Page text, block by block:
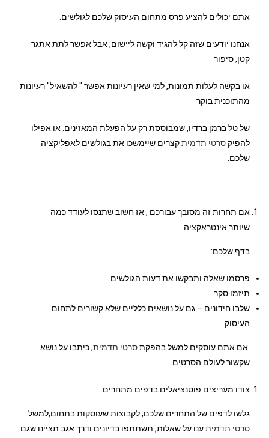
אתם יכולים להציע פרס מתחום העיסוק שלכם לגולשים.
אנחנו יודעים שזה קל להגיד וקשה ליישום, אבל אפשר לתת אתגר
קטן, סיפור
או בקשה לעלות תמונות, למי שאין רעיונות אפשר " להשאיל" רעיונות
מהתוכנית בוקר
של טל ברמן ברדיו, שמבוססת רק על הפעלת המאזינים. או אפילו
להפיקסרטי תדמיתקצרים שיימשכו את בגולשים לאפליקציה
שלכם.
אם תחרות זה מסובך עבורכם , אז חשוב שתנסו לעודד כמה
שיותר אינטראקציה
בדף שלכם:
פרסמו שאלה ותבקשו את דעות הגולשים
תיזמו סקר
שלבו חידונים – גם על נושאים כלליים שלא קשורים לתחום
העיסוק.
אם אתם עוסקים למשל בהפקתסרטי תדמית, כיתבו על נושא
שקשור לעולם הסרטים.
צודו מעריצים פוטנציאלים בדפים מתחרים.
גלשו לדפים של התחרים שלכם, לקבוצות שעוסקות בתחום,למשל
סרטי תדמיתענו על שאלות, תשתתפו בדיונים ודרך אגב תציינו שגם